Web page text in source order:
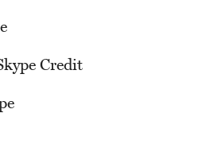
Credit